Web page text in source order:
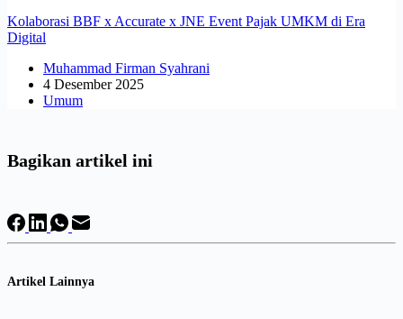
Kolaborasi BBF x Accurate x JNE Event Pajak UMKM di Era
Digital
Muhammad Firman Syahrani
4 Desember 2025
Umum
Bagikan artikel ini
Artikel Lainnya